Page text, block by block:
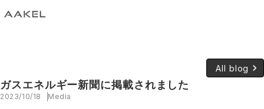
All blog keyboard_arrow_right
ガスエネルギー新聞に掲載されました
2023/10/18 Media